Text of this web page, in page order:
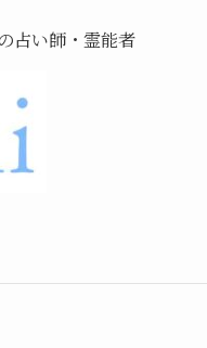
占い師・霊能者